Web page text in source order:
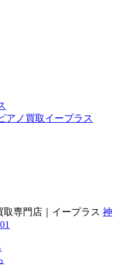
アノ買取イープラス
専門店｜イープラス 神